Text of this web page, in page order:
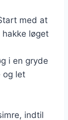
med at
løget
i en gryde
og let
indtil